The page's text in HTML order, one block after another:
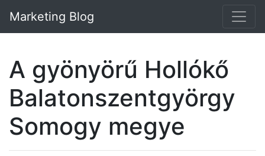
Marketing Blog
A gyönyörű Hollókő
Balatonszentgyörgy
Somogy megye